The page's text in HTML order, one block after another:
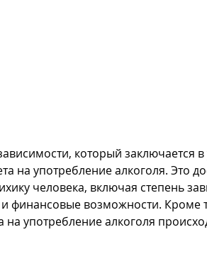
на употребление алкоголя. Это
человека, включая степень
и финансовые возможности. Кроме
на употребление алкоголя